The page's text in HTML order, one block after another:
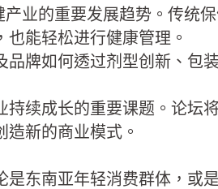
产业的重要发展趋势。传
能轻松进行健康管理。
牌如何透过剂型创新、包
续成长的重要课题。论
新的商业模式。
东南亚年轻消费群体，